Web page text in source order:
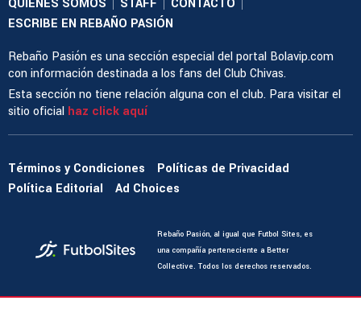
ESCRIBE EN REBAÑO PASIÓN
Rebaño Pasión es una sección especial del portal Bolavip.com
con información destinada a los fans del Club Chivas.
Esta sección no tiene relación alguna con el club. Para visitar el
sitio oficial haz click aquí
Términos y Condiciones
Políticas de Privacidad
Política Editorial
Ad Choices
Rebaño Pasión, al igual que Futbol Sites, es
una compañía perteneciente a Better
Collective. Todos los derechos reservados.